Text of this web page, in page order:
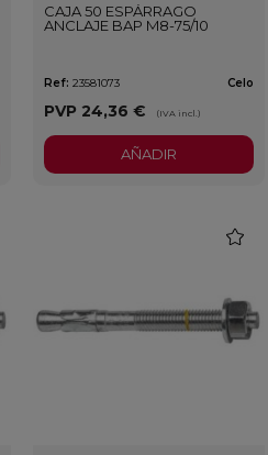
CAJA 50 ESPÁRRAGO
ANCLAJE BAP M8-75/10
Ref: 23581073 Celo
PVP 24,36 € (IVA incl.)
AÑADIR